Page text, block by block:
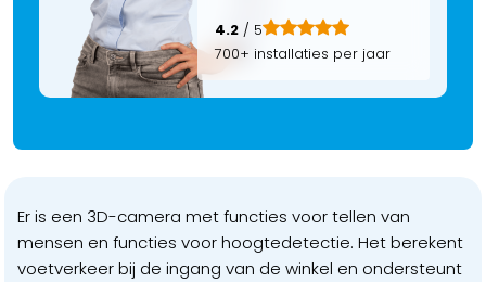
4.2 / 5
700+ installaties per jaar
Er is een 3D-camera met functies voor tellen van
mensen en functies voor hoogtedetectie. Het berekent
voetverkeer bij de ingang van de winkel en ondersteunt